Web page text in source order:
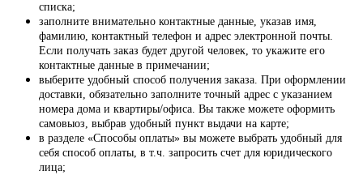
списка;
заполните внимательно контактные данные, указав имя,
фамилию, контактный телефон и адрес электронной почты.
Если получать заказ будет другой человек, то укажите его
контактные данные в примечании;
выберите удобный способ получения заказа. При оформлении
доставки, обязательно заполните точный адрес с указанием
номера дома и квартиры/офиса. Вы также можете оформить
самовыоз, выбрав удобный пункт выдачи на карте;
в разделе «Способы оплаты» вы можете выбрать удобный для
себя способ оплаты, в т.ч. запросить счет для юридического
лица;